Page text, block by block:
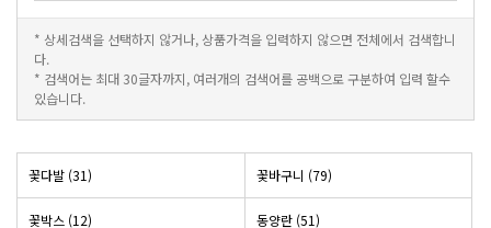
* 상세검색을 선택하지 않거나, 상품가격을 입력하지 않으면 전체에서 검색합니
다.
* 검색어는 최대 30글자까지, 여러개의 검색어를 공백으로 구분하여 입력 할수
있습니다.
꽃다발 (31) 꽃바구니 (79)
꽃박스 (12) 동양란 (51)